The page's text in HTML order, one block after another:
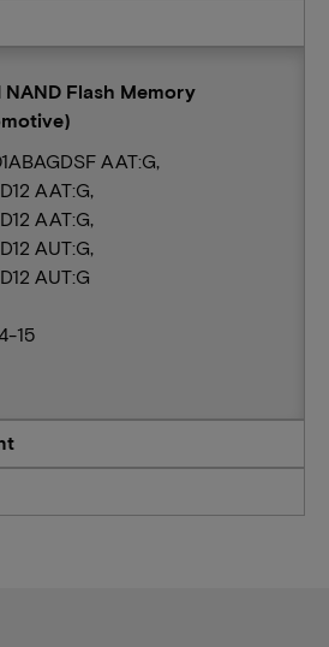
NAND Flash Memory
AAT:G,
AAT:G,
AAT:G,
AUT:G,
AUT:G
15